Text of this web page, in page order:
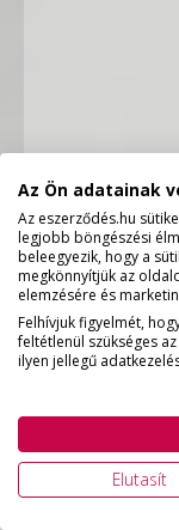
Az Ön adatainak
Az eszerződés.hu
legjobb böngészési
beleegyezik, hogy a
megkönnyítjük az
elemzésére és
Felhívjuk figyelmét,
feltétlenül szükséges
ilyen jellegű
Elutasít